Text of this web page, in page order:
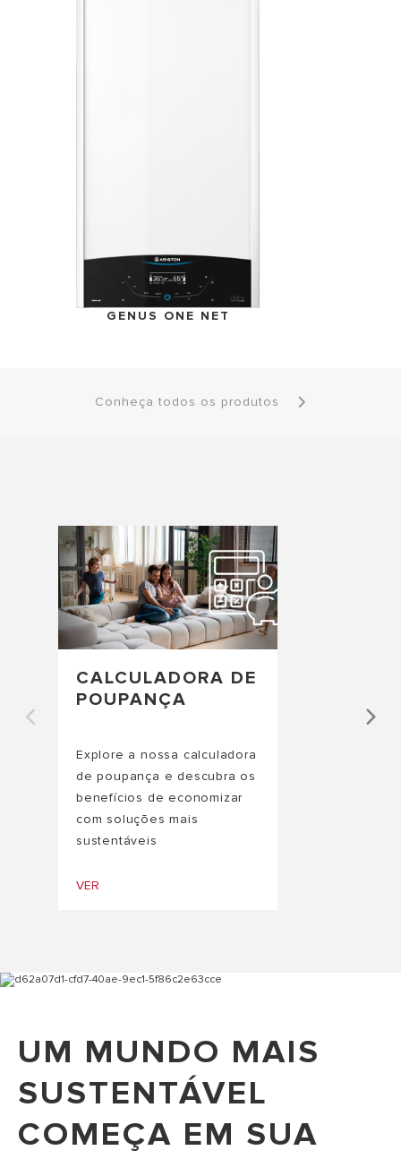
GENUS ONE NET
Conheça todos os produtos
CALCULADORA DE
POUPANÇA
Explore a nossa calculadora
de poupança e descubra os
benefícios de economizar
com soluções mais
sustentáveis
VER
UM MUNDO MAIS
SUSTENTÁVEL
COMEÇA EM SUA